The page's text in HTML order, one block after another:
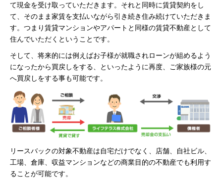
て現金を受け取っていただきます。それと同時に賃貸契約をし
て、そのまま家賃を支払いながら引き続き住み続けていただきま
す。つまり賃貸マンションやアパートと同様の賃貸不動産として
住んでいただくということです。
そして、将来的には例えばお子様が就職されローンが組めるよう
になったから買戻しをする、といったように再度、ご家族様の元
へ買戻しをする事も可能です。
リースバックの対象不動産は自宅だけでなく、店舗、自社ビル、
工場、倉庫、収益マンションなどの商業目的の不動産でも利用す
ることが可能です。